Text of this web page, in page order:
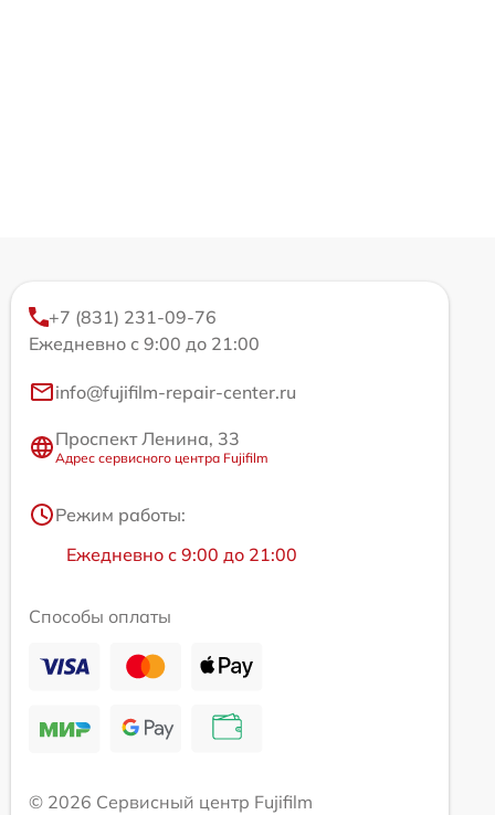
+7 (831) 231-09-76
Ежедневно с 9:00 до 21:00
info@fujifilm-repair-center.ru
Проспект Ленина, 33
Адрес сервисного центра Fujifilm
Режим работы:
Ежедневно с 9:00 до 21:00
Способы оплаты
© 2026 Сервисный центр Fujifilm